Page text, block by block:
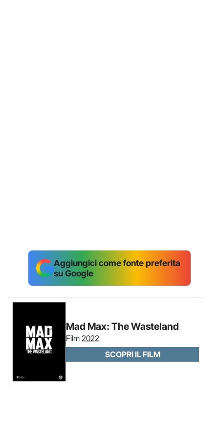
Aggiungici come fonte preferita
su Google
Mad Max: The Wasteland
Film 2022
SCOPRI IL FILM